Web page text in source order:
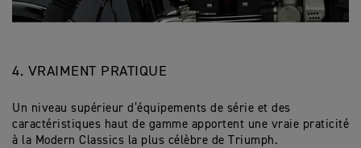
4. VRAIMENT PRATIQUE
Un niveau supérieur d’équipements de série et des
caractéristiques haut de gamme apportent une vraie praticité
à la Modern Classics la plus célèbre de Triumph.